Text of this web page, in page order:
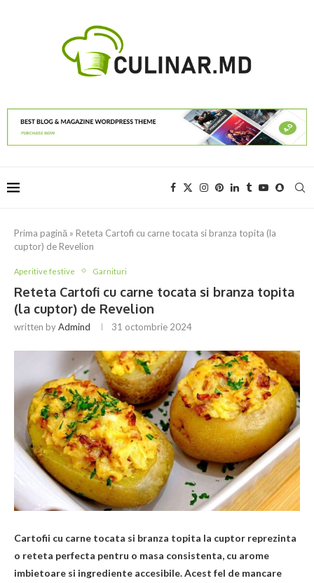
Prima pagină » Reteta Cartofi cu carne tocata si branza topita (la
cuptor) de Revelion
Aperitive festive Garnituri
Reteta Cartofi cu carne tocata si branza topita
(la cuptor) de Revelion
written byAdmind 31 octombrie 2024
Cartofii cu carne tocata si branza topita la cuptor reprezinta
o reteta perfecta pentru o masa consistenta, cu arome
imbietoare si ingrediente accesibile. Acest fel de mancare